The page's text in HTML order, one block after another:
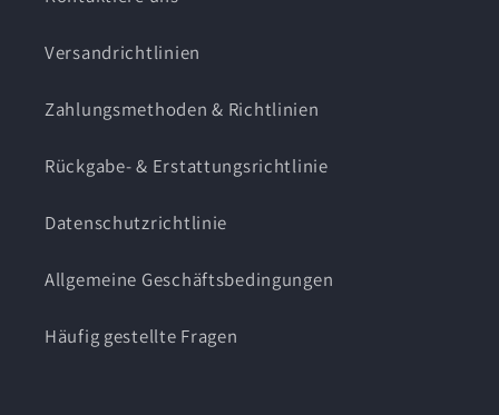
Versandrichtlinien
Zahlungsmethoden & Richtlinien
Rückgabe- & Erstattungsrichtlinie
Datenschutzrichtlinie
Allgemeine Geschäftsbedingungen
Häufig gestellte Fragen